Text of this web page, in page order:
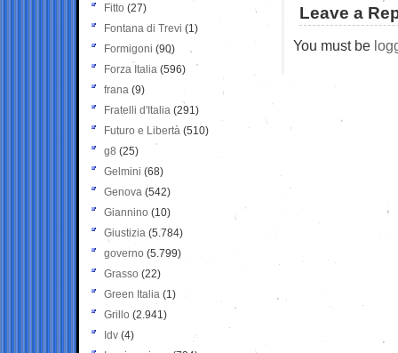
Leave a
You must be
Fitto (27)
Fontana di Trevi (1)
Formigoni (90)
Forza Italia (596)
frana (9)
Fratelli d'Italia (291)
Futuro e Libertà (510)
g8 (25)
Gelmini (68)
Genova (542)
Giannino (10)
Giustizia (5.784)
governo (5.799)
Grasso (22)
Green Italia (1)
Grillo (2.941)
Idv (4)